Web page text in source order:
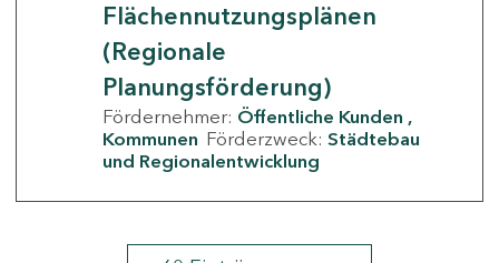
Flächennutzungsplänen
(Regionale
Planungsförderung)
Fördernehmer: Öffentliche Kunden
Kommunen Förderzweck: Städtebau
und Regionalentwicklung